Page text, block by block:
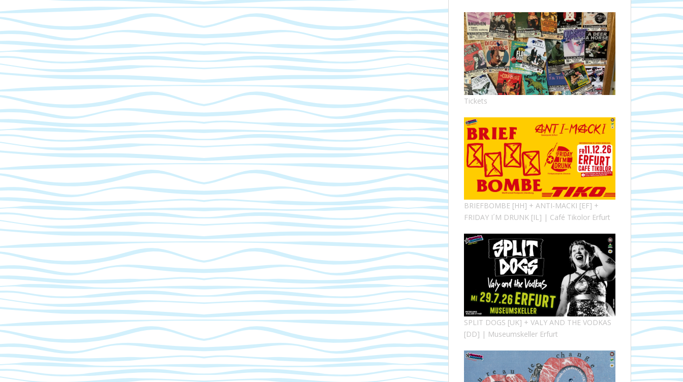
Tickets
BRIEFBOMBE [HH] + ANTI-MACKI [EF] +
FRIDAY I´M DRUNK [IL] | Café Tikolor Erfurt
SPLIT DOGS [UK] + VALY AND THE VODKAS
[DD] | Museumskeller Erfurt